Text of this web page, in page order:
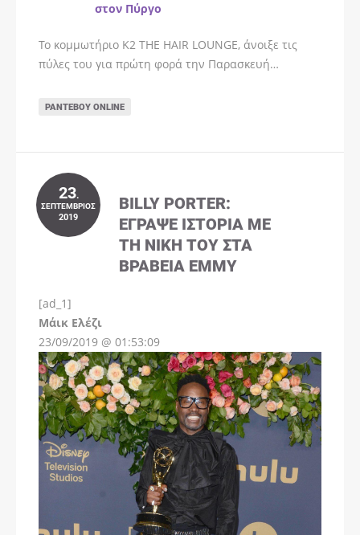
στον Πύργο
Το κομμωτήριο K2 THE HAIR LOUNGE, άνοιξε τις
πύλες του για πρώτη φορά την Παρασκευή…
ΡΑΝΤΕΒΟΎ ONLINE
23.
ΣΕΠΤΈΜΒΡΙΟΣ
2019
BILLY PORTER:
ΈΓΡΑΨΕ ΙΣΤΟΡΊΑ ΜΕ
ΤΗ ΝΊΚΗ ΤΟΥ ΣΤΑ
ΒΡΑΒΕΊΑ EMMY
[ad_1]
Μάικ ΕλέζιInstagram
23/09/2019 @ 01:53:09